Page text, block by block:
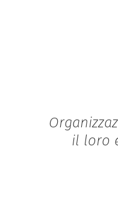
il loro